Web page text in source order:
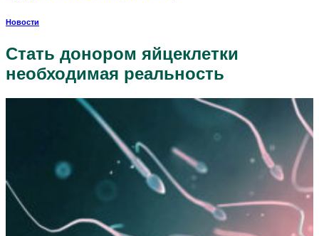
Новости
Стать донором яйцеклетки
необходимая реальность